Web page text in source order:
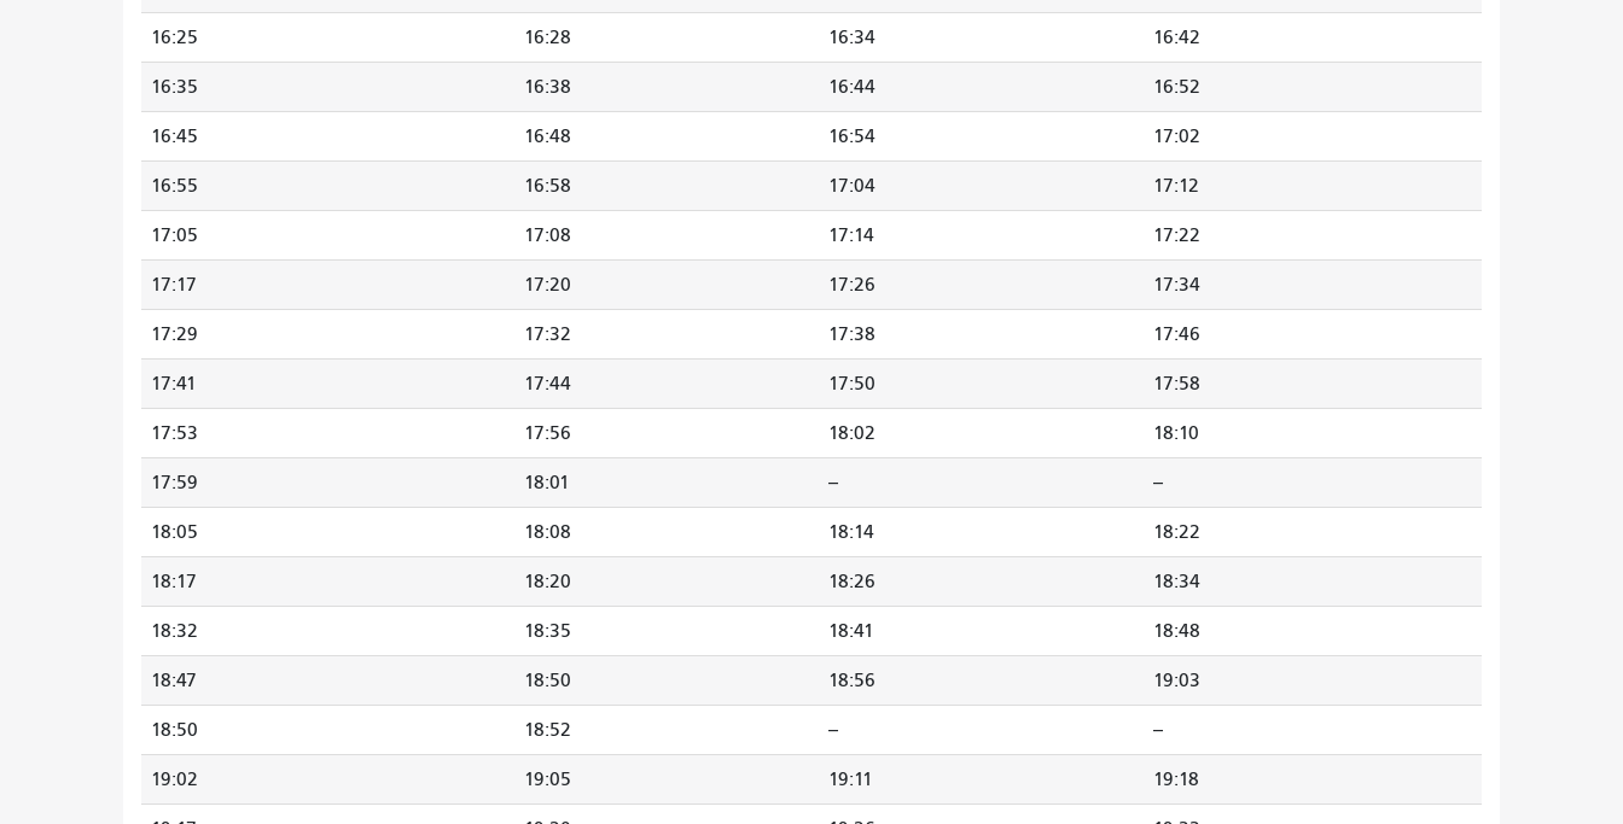
16:25 16:28 16:34 16:42
16:35 16:38 16:44 16:52
16:45 16:48 16:54 17:02
16:55 16:58 17:04 17:12
17:05 17:08 17:14 17:22
17:17 17:20 17:26 17:34
17:29 17:32 17:38 17:46
17:41 17:44 17:50 17:58
17:53 17:56 18:02 18:10
17:59 18:01 -- --
18:05 18:08 18:14 18:22
18:17 18:20 18:26 18:34
18:32 18:35 18:41 18:48
18:47 18:50 18:56 19:03
18:50 18:52 -- --
19:02 19:05 19:11 19:18